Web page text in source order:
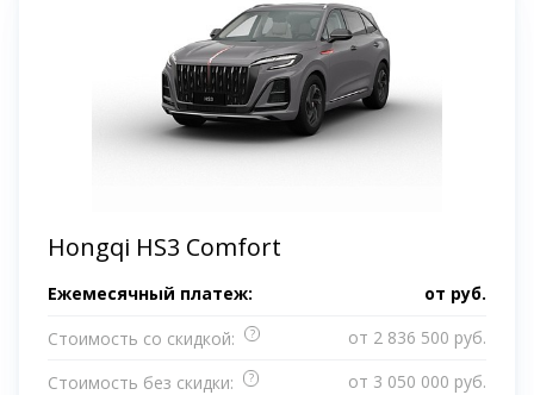
Hongqi HS3 Comfort
Ежемесячный платеж: от руб.
Стоимость со скидкой:
? от 2 836 500 руб.
Стоимость без скидки: ?
от 3 050 000 руб.